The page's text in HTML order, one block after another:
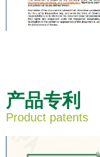
产品专利
Product patents